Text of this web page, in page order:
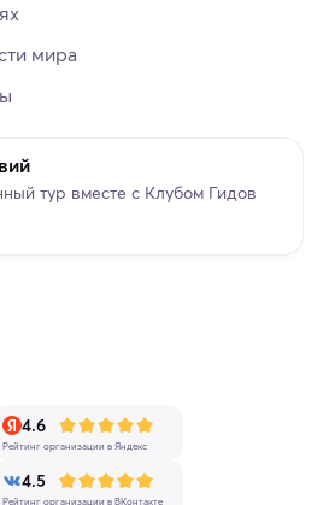
мира
тур вместе с Клубом Гидов
4.6
Рейтинг организации в Яндекс
4.5
Рейтинг организации в ВКонтакте